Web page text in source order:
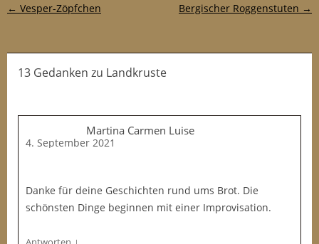
Post-Navigation
← Vesper-Zöpfchen Bergischer Roggenstuten →
13 Gedanken zu Landkruste
Martina Carmen Luise
4. September 2021
Danke für deine Geschichten rund ums Brot. Die
schönsten Dinge beginnen mit einer Improvisation.